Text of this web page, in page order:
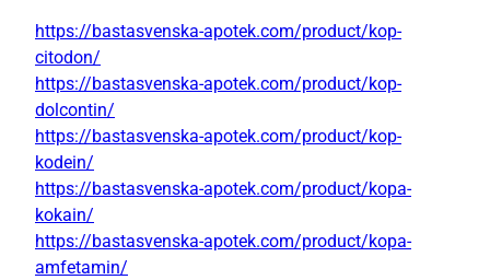
https://bastasvenska-apotek.com/product/kop-
citodon/
https://bastasvenska-apotek.com/product/kop-
dolcontin/
https://bastasvenska-apotek.com/product/kop-
kodein/
https://bastasvenska-apotek.com/product/kopa-
kokain/
https://bastasvenska-apotek.com/product/kopa-
amfetamin/